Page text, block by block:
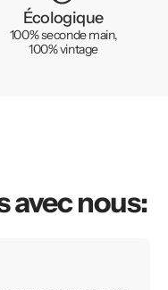
Écologique
100% seconde main,
100% vintage
avec nous: